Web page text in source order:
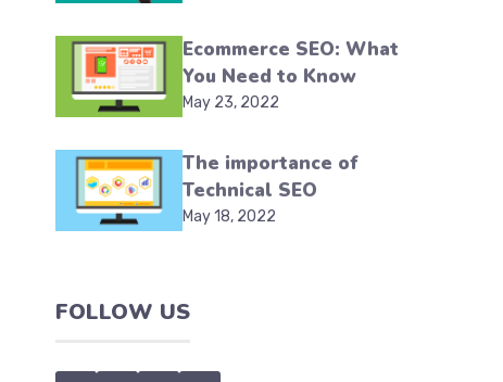
Ecommerce SEO: What
You Need to Know
May 23, 2022
The importance of
Technical SEO
May 18, 2022
FOLLOW US